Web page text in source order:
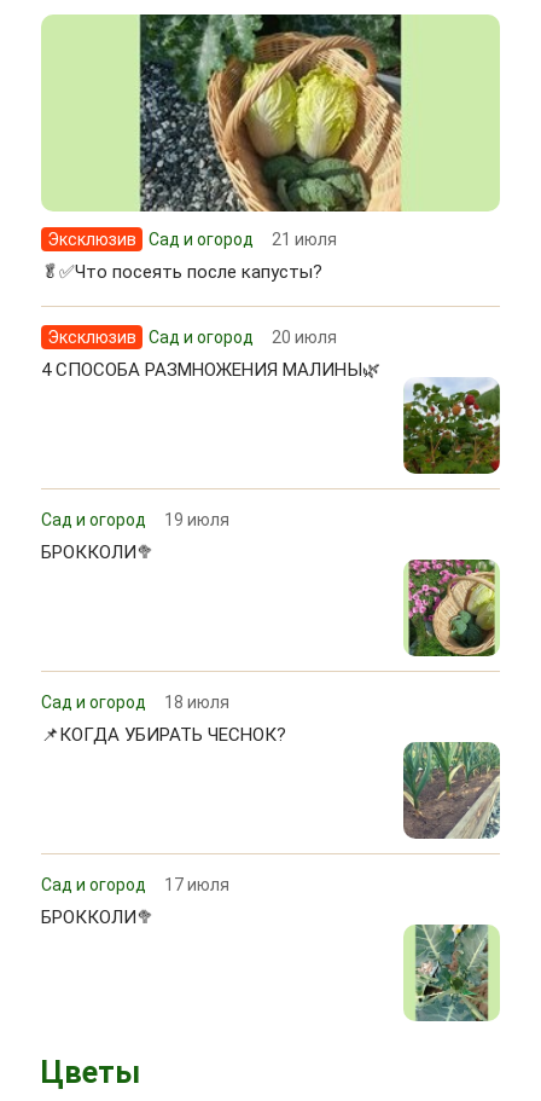
Эксклюзив Сад и огород 21 июля
🥬✅Что посеять после капусты?
Эксклюзив Сад и огород 20 июля
4 СПОСОБА РАЗМНОЖЕНИЯ МАЛИНЫ🌿
Сад и огород 19 июля
БРОККОЛИ🥦
Сад и огород 18 июля
📌КОГДА УБИРАТЬ ЧЕСНОК?
Сад и огород 17 июля
БРОККОЛИ🥦
Цветы